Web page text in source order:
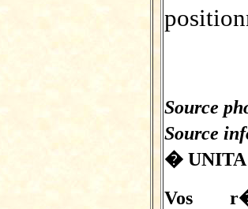
Source
Source
�
Vos